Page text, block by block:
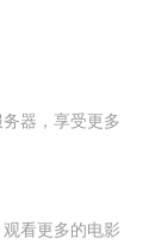
器，享受更多
看更多的电影